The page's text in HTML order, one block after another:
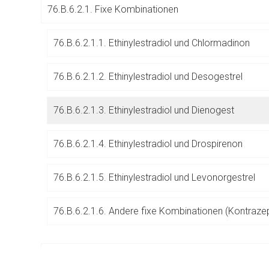
76.B.6.2.1. Fixe Kombinationen
76.B.6.2.1.1. Ethinylestradiol und Chlormadinon
76.B.6.2.1.2. Ethinylestradiol und Desogestrel
76.B.6.2.1.3. Ethinylestradiol und Dienogest
76.B.6.2.1.4. Ethinylestradiol und Drospirenon
76.B.6.2.1.5. Ethinylestradiol und Levonorgestrel
76.B.6.2.1.6. Andere fixe Kombinationen
Betreiber